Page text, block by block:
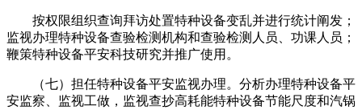
按权限组织查询拜访处置特种设备变乱并进行统计阐发；
监视办理特种设备查验检测机构和查验检测人员、功课人员；
鞭策特种设备平安科技研究并推广使用。
（七）担任特种设备平安监视办理。分析办理特种设备平
安监察、监视工做，监视查抄高耗能特种设备节能尺度和汽锅